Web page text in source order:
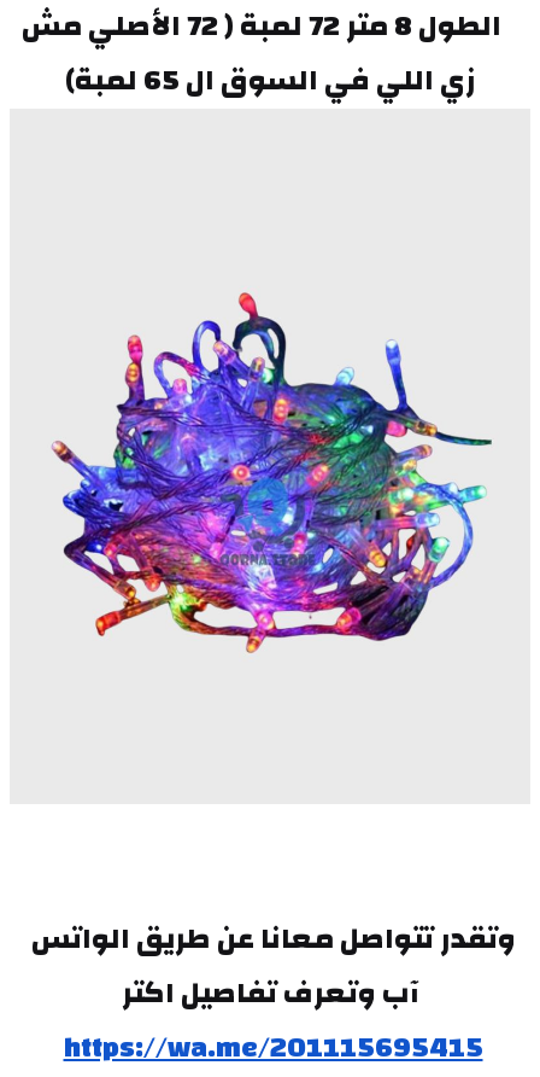
زي اللي في السوق ال 65 لمبة)
آب وتعرف تفاصيل اكتر
https://wa.me/201115695415